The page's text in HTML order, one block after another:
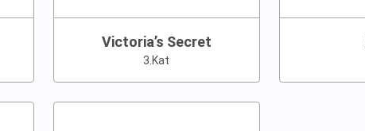
Victoria’s Secret
3.Kat